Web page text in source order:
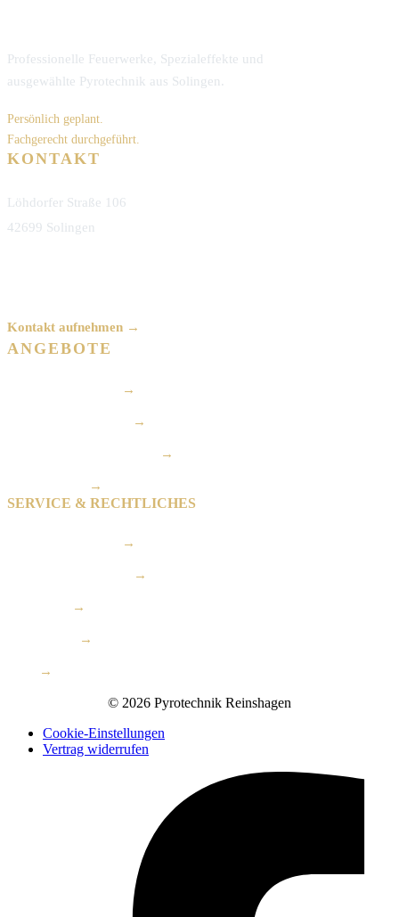
Professionelle Feuerwerke, Spezialeffekte und
ausgewählte Pyrotechnik aus Solingen.
Persönlich geplant.
Fachgerecht durchgeführt.
KONTAKT
Löhdorfer Straße 106
42699 Solingen
Kontakt aufnehmen →
ANGEBOTE
→
→
→
→
SERVICE & RECHTLICHES
→
→
→
→
→
© 2026 Pyrotechnik Reinshagen
Cookie-Einstellungen
Vertrag widerrufen